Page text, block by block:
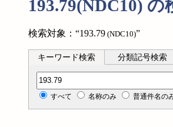
193.79(NDC10) の
検索対象：“193.79 (NDC10)”
キーワード検索 分類記号検索
分類記号検索
すべて 名称のみ 普通件名の